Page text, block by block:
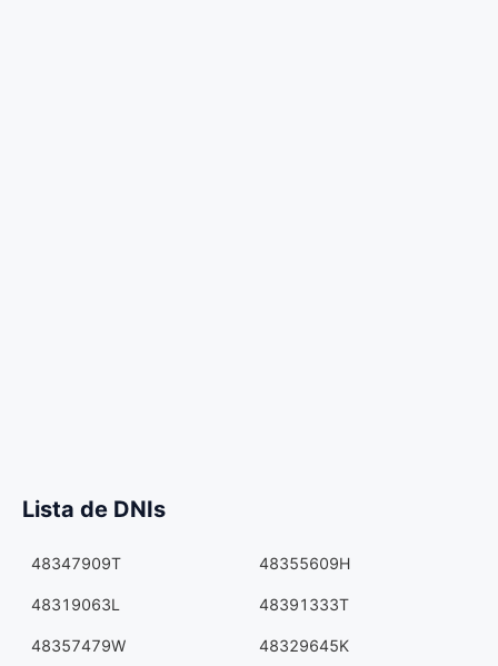
Lista de DNIs
48347909T 48355609H
48319063L 48391333T
48357479W 48329645K